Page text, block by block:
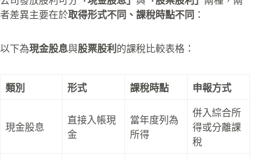
者差異主要在於取得形式不同、課稅時點不同 ：
以下為現金股息與股票股利 的課稅比較表格：
類別 形式 課稅時點 申報方式
現金股息
直接入帳現
金
當年度列為
所得
併入綜合所
得或分離課
稅